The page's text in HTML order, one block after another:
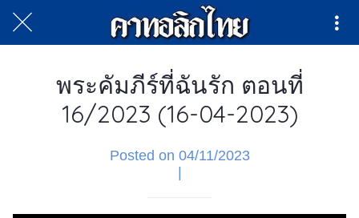
พระคัมภีร์ที่ฉันรัก ตอนที่
16/2023 (16-04-2023)
Posted on 04/11/2023
|